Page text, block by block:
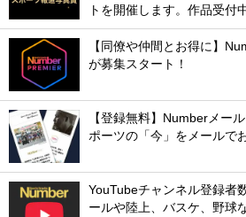
トを開催します。作品受付
【同僚や仲間とお得に】
が募集スタート！
【登録無料】Numberメー
ポーツの「今」をメールで
YouTubeチャンネル登録者
ールや陸上、バスケ、野球